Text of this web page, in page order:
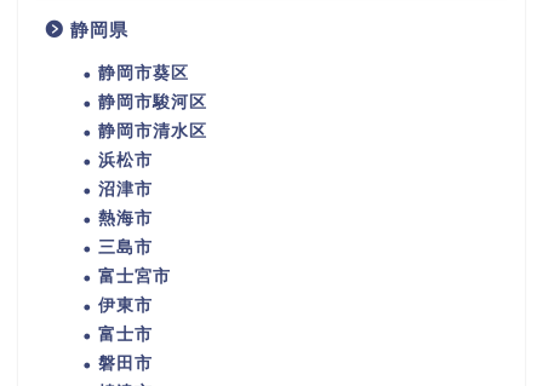
静岡県
静岡市葵区
静岡市駿河区
静岡市清水区
浜松市
沼津市
熱海市
三島市
富士宮市
伊東市
富士市
磐田市